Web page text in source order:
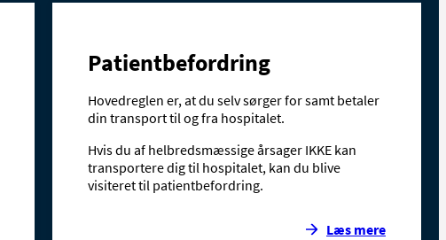
Patientbefordring
Hovedreglen er, at du selv sørger for samt betaler
din transport til og fra hospitalet.
Hvis du af helbredsmæssige årsager IKKE kan
transportere dig til hospitalet, kan du blive
visiteret til patientbefordring.
Læs mere